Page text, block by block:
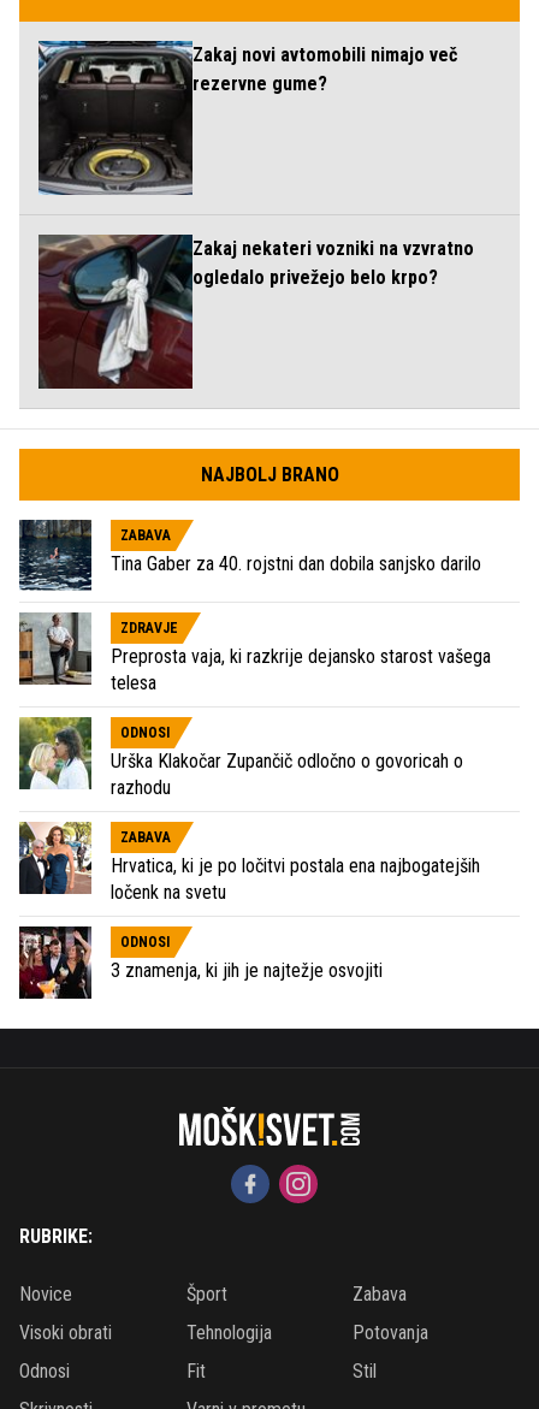
Zakaj novi avtomobili nimajo več
rezervne gume?
Zakaj nekateri vozniki na vzvratno
ogledalo privežejo belo krpo?
NAJBOLJ BRANO
ZABAVA
Tina Gaber za 40. rojstni dan dobila sanjsko darilo
ZDRAVJE
Preprosta vaja, ki razkrije dejansko starost vašega
telesa
ODNOSI
Urška Klakočar Zupančič odločno o govoricah o
razhodu
ZABAVA
Hrvatica, ki je po ločitvi postala ena najbogatejših
ločenk na svetu
ODNOSI
3 znamenja, ki jih je najtežje osvojiti
RUBRIKE:
Novice Šport
Zabava
Visoki obrati
Tehnologija
Potovanja
Odnosi
Fit
Stil